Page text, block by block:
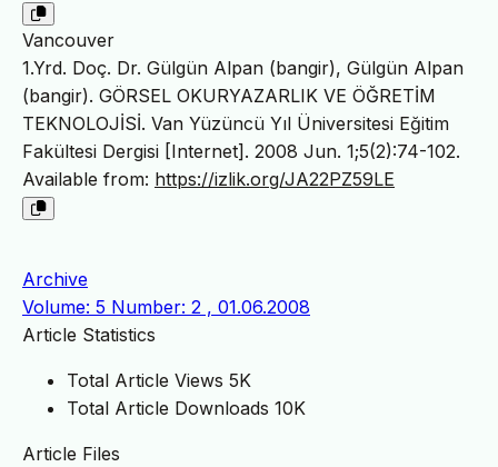
Vancouver
1.Yrd. Doç. Dr. Gülgün Alpan (bangir), Gülgün Alpan
(bangir). GÖRSEL OKURYAZARLIK VE ÖĞRETİM
TEKNOLOJİSİ. Van Yüzüncü Yıl Üniversitesi Eğitim
Fakültesi Dergisi [Internet]. 2008 Jun. 1;5(2):74-102.
Available from: https://izlik.org/JA22PZ59LE
Archive
Volume: 5 Number: 2 , 01.06.2008
Article Statistics
Total Article Views 5K
Total Article Downloads 10K
Article Files